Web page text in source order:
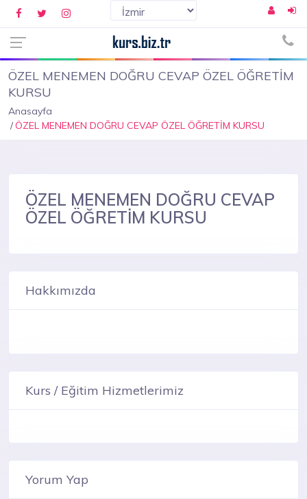
ÖZEL MENEMEN DOĞRU CEVAP ÖZEL ÖĞRETİM
KURSU
Anasayfa
ÖZEL MENEMEN DOĞRU CEVAP ÖZEL ÖĞRETİM KURSU
ÖZEL MENEMEN DOĞRU CEVAP
ÖZEL ÖĞRETİM KURSU
Hakkımızda
Kurs / Eğitim Hizmetlerimiz
Yorum Yap